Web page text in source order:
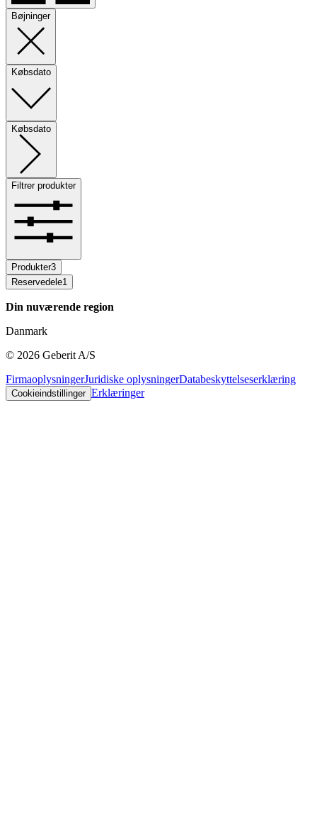
Bøjninger
Købsdato
Købsdato
Filtrer produkter
Produkter3
Reservedele1
Din nuværende region
Danmark
© 2026 Geberit A/S
FirmaoplysningerJuridiske oplysningerDatabeskyttelseserklæring
Cookieindstillinger Erklæringer